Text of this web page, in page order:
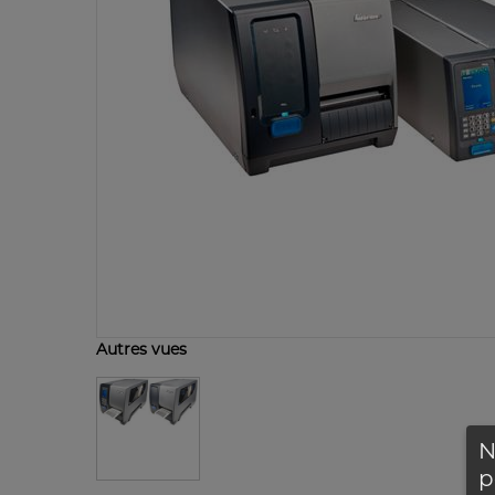
Autres vues